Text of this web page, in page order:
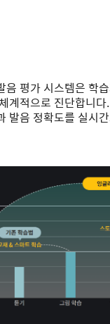
평가 시스템은 학
계적으로 진단합니
발음 정확도를 실시